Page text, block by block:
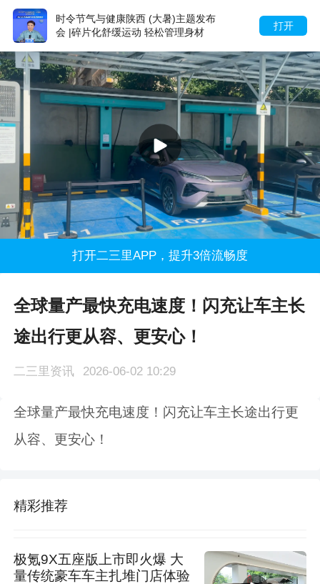
打开
时令节气与健康陕西 (大暑)主题发布
会 |碎片化舒缓运动 轻松管理身材
打开二三里APP，提升3倍流畅度
全球量产最快充电速度！闪充让车主长
途出行更从容、更安心！
二三里资讯 2026-06-02 10:29
全球量产最快充电速度！闪充让车主长途出行更
从容、更安心！
精彩推荐
极氪9X五座版上市即火爆 大
量传统豪车车主扎堆门店体验